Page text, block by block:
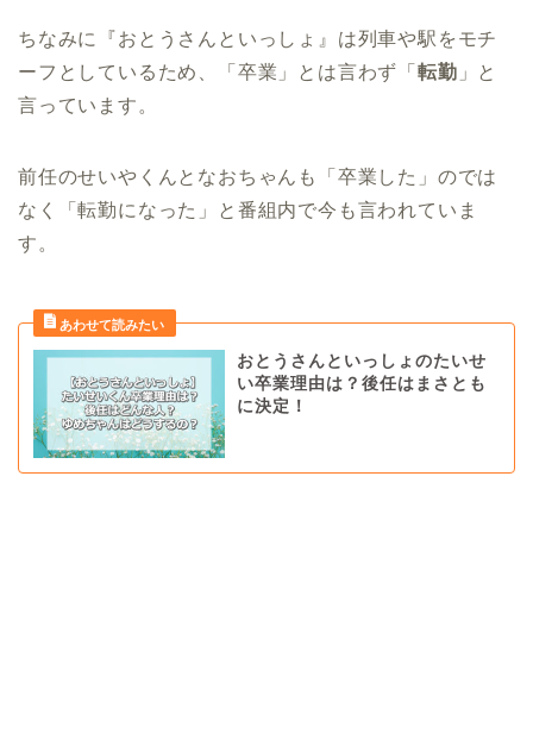
ちなみに『おとうさんといっしょ』は列車や駅をモチ
ーフとしているため、「卒業」とは言わず「 転勤 」と
言っています。
前任のせいやくんとなおちゃんも「卒業した」のでは
なく「転勤になった」と番組内で今も言われていま
す。
おとうさんといっしょのたいせ
い卒業理由は？後任はまさとも
に決定！